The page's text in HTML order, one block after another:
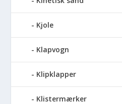
Kjole
Klapvogn
Klipklapper
Klistermærker